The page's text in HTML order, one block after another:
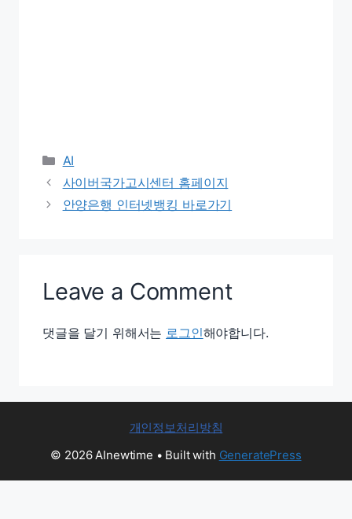
Categories
AI
사이버국가고시센터 홈페이지
안양은행 인터넷뱅킹 바로가기
Leave a Comment
댓글을 달기 위해서는 로그인해야합니다.
개인정보처리방침
© 2026 AInewtime • Built with GeneratePress